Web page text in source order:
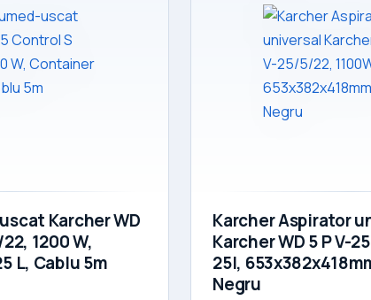
Karcher WD
1200 W,
L, Cablu 5m
Karcher Aspirator
Karcher WD 5 P V-
25l,
Negru